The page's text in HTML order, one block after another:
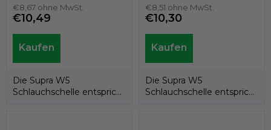
€8,67 ohne MwSt.
€10,49
Die Supra W5
Schlauchschelle entspricht
€8,51 ohne MwSt.
€10,30
Die Supra W5
Schlauchschelle entspricht